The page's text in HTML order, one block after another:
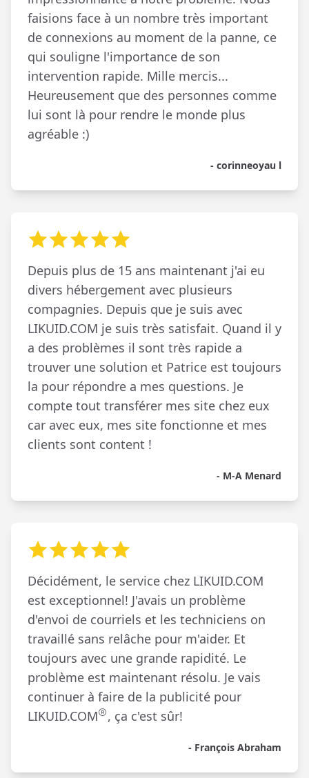
faisions face à un nombre très important
de connexions au moment de la panne, ce
qui souligne l'importance de son
intervention rapide. Mille mercis...
Heureusement que des personnes comme
lui sont là pour rendre le monde plus
agréable :)
- corinneoyau l
Depuis plus de 15 ans maintenant j'ai eu
divers hébergement avec plusieurs
compagnies. Depuis que je suis avec
LIKUID.COM je suis très satisfait. Quand il y
a des problèmes il sont très rapide a
trouver une solution et Patrice est toujours
la pour répondre a mes questions. Je
compte tout transférer mes site chez eux
car avec eux, mes site fonctionne et mes
clients sont content !
- M-A Menard
Décidément, le service chez LIKUID.COM
est exceptionnel! J'avais un problème
d'envoi de courriels et les techniciens on
travaillé sans relâche pour m'aider. Et
toujours avec une grande rapidité. Le
problème est maintenant résolu. Je vais
continuer à faire de la publicité pour
LIKUID.COM
, ça c'est sûr!
- François Abraham